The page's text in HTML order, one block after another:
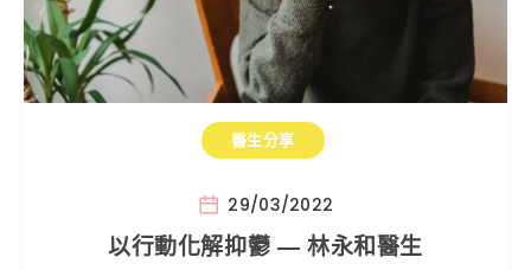
醫生分享
29/03/2022
以行動化解抑鬱 — 林永和醫生